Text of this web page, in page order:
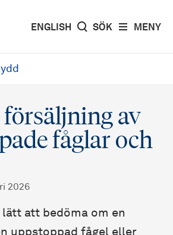
MENY
ENGLISH SÖK
av
fåglar och
2026
att bedöma om en
uppstoppad fågel eller